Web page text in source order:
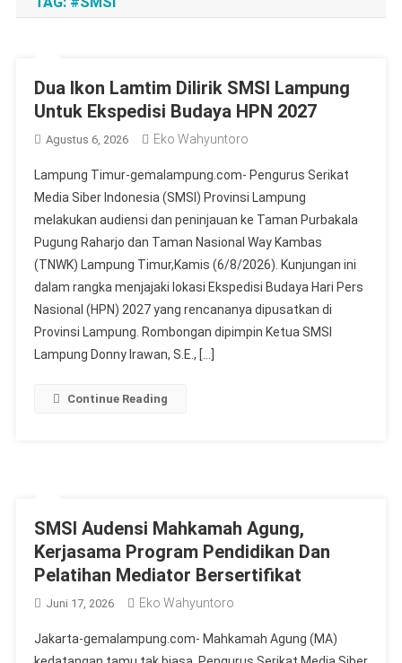
Dua Ikon Lamtim Dilirik SMSI Lampung
Untuk Ekspedisi Budaya HPN 2027
Agustus 6, 2026 Eko Wahyuntoro
Lampung Timur-gemalampung.com- Pengurus Serikat
Media Siber Indonesia (SMSI) Provinsi Lampung
melakukan audiensi dan peninjauan ke Taman Purbakala
Pugung Raharjo dan Taman Nasional Way Kambas
(TNWK) Lampung Timur,Kamis (6/8/2026). Kunjungan ini
dalam rangka menjajaki lokasi Ekspedisi Budaya Hari Pers
Nasional (HPN) 2027 yang rencananya dipusatkan di
Provinsi Lampung. Rombongan dipimpin Ketua SMSI
Lampung Donny Irawan, S.E., […]
Continue Reading
SMSI Audensi Mahkamah Agung,
Kerjasama Program Pendidikan Dan
Pelatihan Mediator Bersertifikat
Juni 17, 2026 Eko Wahyuntoro
Jakarta-gemalampung.com- Mahkamah Agung (MA)